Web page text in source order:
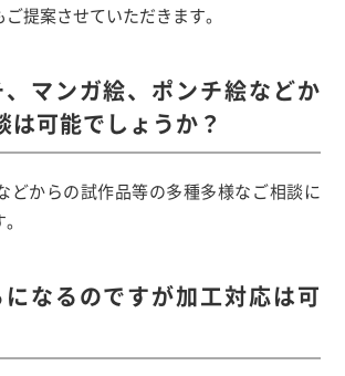
提案させていただきます。
マンガ絵、ポンチ絵などか
は可能でしょうか？
どからの試作品等の多種多様なご相談に
なるのですが加工対応は可